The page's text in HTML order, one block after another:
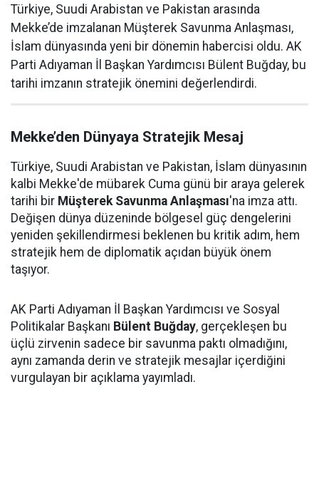
Türkiye, Suudi Arabistan ve Pakistan arasında
Mekke’de imzalanan Müşterek Savunma Anlaşması,
İslam dünyasında yeni bir dönemin habercisi oldu. AK
Parti Adıyaman İl Başkan Yardımcısı Bülent Buğday, bu
tarihi imzanın stratejik önemini değerlendirdi.
Mekke’den Dünyaya Stratejik Mesaj
Türkiye, Suudi Arabistan ve Pakistan, İslam dünyasının
kalbi Mekke'de mübarek Cuma günü bir araya gelerek
tarihi bir Müşterek Savunma Anlaşması'na imza attı.
Değişen dünya düzeninde bölgesel güç dengelerini
yeniden şekillendirmesi beklenen bu kritik adım, hem
stratejik hem de diplomatik açıdan büyük önem
taşıyor.
AK Parti Adıyaman İl Başkan Yardımcısı ve Sosyal
Politikalar Başkanı Bülent Buğday, gerçekleşen bu
üçlü zirvenin sadece bir savunma paktı olmadığını,
aynı zamanda derin ve stratejik mesajlar içerdiğini
vurgulayan bir açıklama yayımladı.